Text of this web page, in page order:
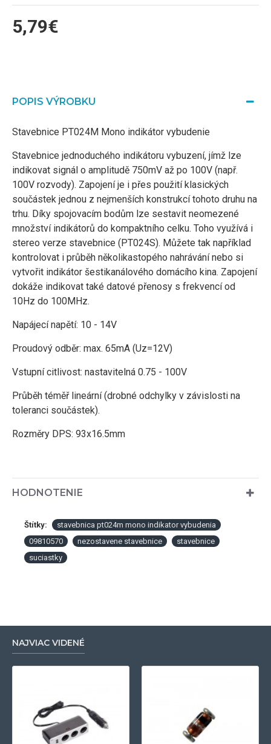
5,79€
POPIS VÝROBKU
Stavebnice PT024M Mono indikátor vybudenie
Stavebnice jednoduchého indikátoru vybuzení, jímž lze
indikovat signál o amplitudě 750mV až po 100V (např.
100V rozvody). Zapojení je i přes použití klasických
součástek jednou z nejmenších konstrukcí tohoto druhu na
trhu. Díky spojovacím bodům lze sestavit neomezené
množství indikátorů do kompaktního celku. Toho využívá i
stereo verze stavebnice (PT024S). Můžete tak například
kontrolovat i průběh několikastopého nahrávání nebo si
vytvořit indikátor šestikanálového domácího kina. Zapojení
dokáže indikovat také datové přenosy s frekvencí od
10Hz do 100MHz.
Napájecí napětí: 10 - 14V
Proudový odběr: max. 65mA (Uz=12V)
Vstupní citlivost: nastavitelná 0.75 - 100V
Průběh téměř lineární (drobné odchylky v závislosti na
toleranci součástek).
Rozměry DPS: 93x16.5mm
HODNOTENIE
Štítky:
stavebnica pt024m mono indikator vybudenia
09810570
nezostavene stavebnice
stavebnice
suciastky
NAJVIAC VIDENÉ